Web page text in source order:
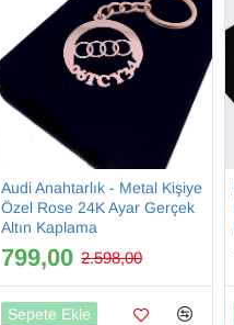
Audi Anahtarlık - Metal Kişiye
Özel Rose 24K Ayar Gerçek
Altın Kaplama
799,00 2.598,00
Sepete Ekle